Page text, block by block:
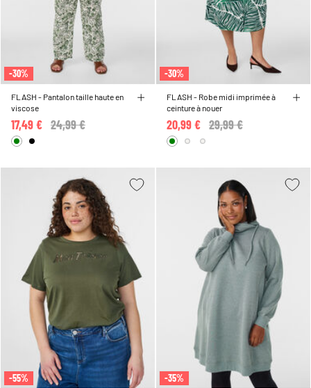
-30%
FLASH - Pantalon taille haute en
viscose
Price reduced from
24,99 €
17,49 €
-30%
FLASH - Robe midi imprimée à
ceinture à nouer
Price reduced from
29,99 €
20,99 €
-55% -35%